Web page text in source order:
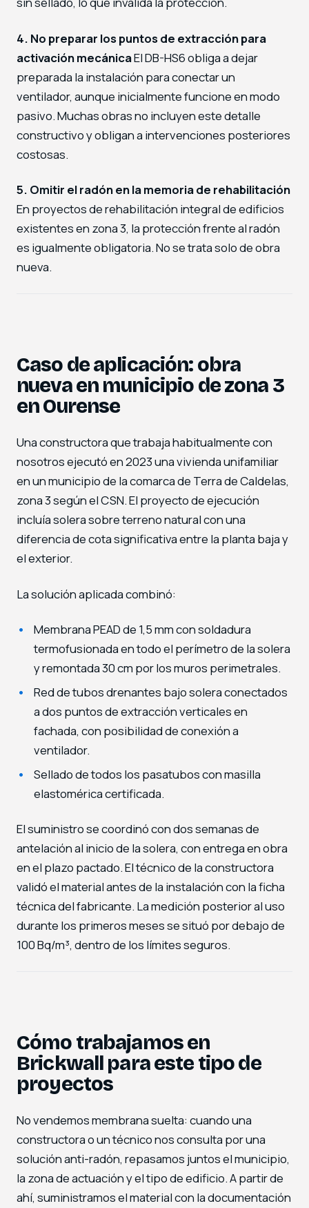
4. No preparar los puntos de extracción para
activación mecánicaEl DB-HS6 obliga a dejar
preparada la instalación para conectar un
ventilador, aunque inicialmente funcione en modo
pasivo. Muchas obras no incluyen este detalle
constructivo y obligan a intervenciones posteriores
costosas.
5. Omitir el radón en la memoria de rehabilitación
En proyectos de rehabilitación integral de edificios
existentes en zona 3, la protección frente al radón
es igualmente obligatoria. No se trata solo de obra
nueva.
Caso de aplicación: obra
nueva en municipio de zona 3
en Ourense
Una constructora que trabaja habitualmente con
nosotros ejecutó en 2023 una vivienda unifamiliar
en un municipio de la comarca de Terra de Caldelas,
zona 3 según el CSN. El proyecto de ejecución
incluía solera sobre terreno natural con una
diferencia de cota significativa entre la planta baja y
el exterior.
La solución aplicada combinó:
Membrana PEAD de 1,5 mm con soldadura
termofusionada en todo el perímetro de la solera
y remontada 30 cm por los muros perimetrales.
Red de tubos drenantes bajo solera conectados
a dos puntos de extracción verticales en
fachada, con posibilidad de conexión a
ventilador.
Sellado de todos los pasatubos con masilla
elastomérica certificada.
El suministro se coordinó con dos semanas de
antelación al inicio de la solera, con entrega en obra
en el plazo pactado. El técnico de la constructora
validó el material antes de la instalación con la ficha
técnica del fabricante. La medición posterior al uso
durante los primeros meses se situó por debajo de
100 Bq/m³, dentro de los límites seguros.
Cómo trabajamos en
Brickwall para este tipo de
proyectos
No vendemos membrana suelta: cuando una
constructora o un técnico nos consulta por una
solución anti-radón, repasamos juntos el municipio,
la zona de actuación y el tipo de edificio. A partir de
ahí, suministramos el material con la documentación